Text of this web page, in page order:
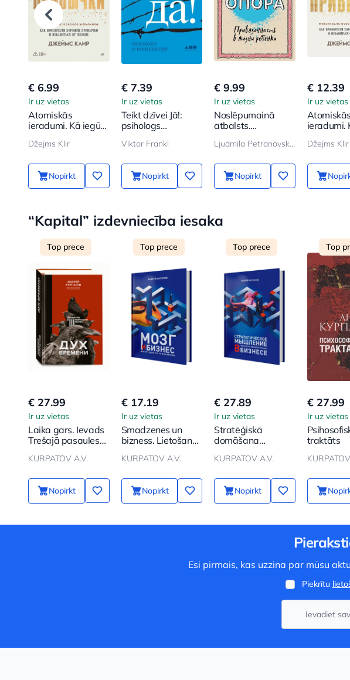
€ 6.99
Ir uz vietas
Atomiskās
ieradumi. Kā iegūt
un atbrīvoties no
Džejms Klir
Nopirkt
€ 7.39
Ir uz vietas
Teikt dzīvei Jā!:
psihologs
nometnē
Viktor Frankl
Nopirkt
€ 9.99
Ir uz vietas
Noslēpumainā
atbalsts.
bērna dzīvē
Ljudmila Petranovskaja
Nopirkt
€ 12.39
Ir uz vietas
Atomiskās
ieradumi.
Džejms Klir
“Kapital” izdevniecība iesaka
Top prece
€ 27.99
Ir uz vietas
Laika gars. Ievads
Trešajā pasaules
KURPATOV A.V.
Nopirkt
Top prece
€ 17.19
Ir uz vietas
Smadzenes un
bizness. Lietošanas
KURPATOV A.V.
Nopirkt
Top prece
€ 27.89
Ir uz vietas
Stratēģiskā
domāšana
Tehnoloģija
KURPATOV A.V.
Nopirkt
Top
€ 27.99
Ir uz vietas
traktāts
Esi pirmais, kas uzzina par mūsu
Piekrītu